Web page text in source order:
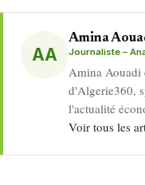
AA
Amina
Journaliste –
Amina Aouadi
d'Algerie360,
l'actualité
Voir tous les